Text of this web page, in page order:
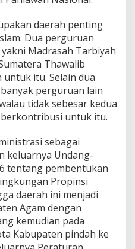
daerah penting
Dua perguruan
Madrasah Tarbiyah
Thawalib
itu. Selain dua
perguruan lain
tidak sebesar kedua
untuk itu.
sebagai
keluarnya Undang-
tentang pembentukan
Propinsi
daerah ini menjadi
Agam dengan
kemudian pada
Kabupaten pindah ke